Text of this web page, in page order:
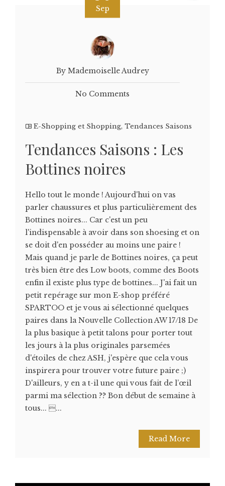
Sep
By Mademoiselle Audrey
No Comments
E-Shopping et Shopping, Tendances Saisons
Tendances Saisons : Les
Bottines noires
Hello tout le monde ! Aujourd'hui on vas
parler chaussures et plus particulièrement des
Bottines noires... Car c'est un peu
l'indispensable à avoir dans son shoesing et on
se doit d'en posséder au moins une paire !
Mais quand je parle de Bottines noires, ça peut
très bien être des Low boots, comme des Boots
enfin il existe plus type de bottines... J'ai fait un
petit repérage sur mon E-shop préféré
SPARTOO et je vous ai sélectionné quelques
paires dans la Nouvelle Collection AW 17/18 De
la plus basique à petit talons pour porter tout
les jours à la plus originales parsemées
d'étoiles de chez ASH, j'espère que cela vous
inspirera pour trouver votre future paire ;)
D'ailleurs, y en a t-il une qui vous fait de l’œil
parmi ma sélection ?? Bon début de semaine à
tous... ...
Read More